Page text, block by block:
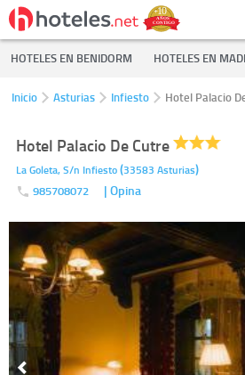
HOTELES EN BENIDORM HOTELES EN
Inicio Asturias Infiesto Hotel Palacio
Hotel Palacio De Cutre
La Goleta, S/n Infiesto(33583 Asturias)
985708072 | Opina